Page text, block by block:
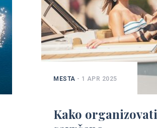
MESTA - 1 APR 2025
Kako organizovati